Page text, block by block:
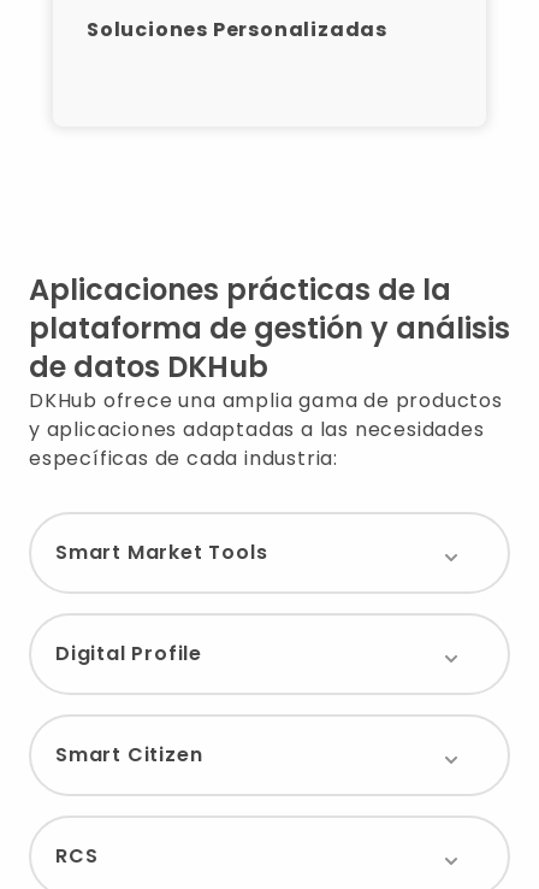
Mejora del churn rate
Soluciones Personalizadas
Aplicaciones prácticas de la
plataforma de gestión y análisis
de datos DKHub
DKHub ofrece una amplia gama de productos
y aplicaciones adaptadas a las necesidades
específicas de cada industria:
Smart Market Tools
Digital Profile
Smart Citizen
RCS